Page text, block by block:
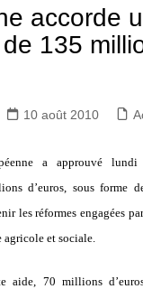
accorde
135
10 août 2010
a approuvé
d’euros, sous forme
les réformes engagées
et sociale.
aide, 70 millions